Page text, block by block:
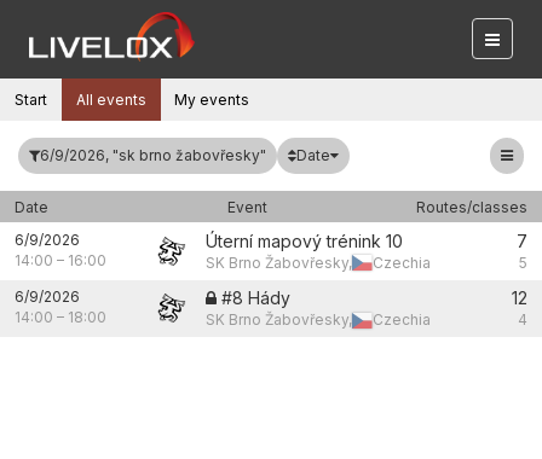
Start All events My events
6/9/2026, "sk brno žabovřesky" Date
Date Event
Routes/classes
6/9/2026
14:00 – 16:00
Úterní mapový trénink 10
SK Brno Žabovřesky, Czechia
7
5
6/9/2026
14:00 – 18:00
#8 Hády
SK Brno Žabovřesky, Czechia
12
4